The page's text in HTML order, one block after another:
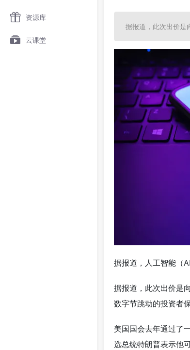
资源库
云课堂
据报道，此次出价是
据报道，人工智能（
据报道，此次出价是
数字节跳动的投资者
美国国会去年通过了
选总统特朗普表示他